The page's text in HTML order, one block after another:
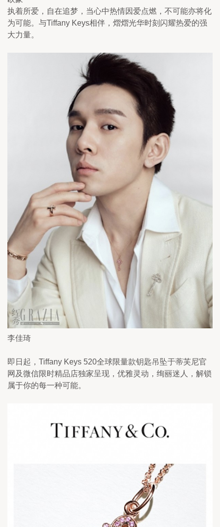
执着所爱，自在追梦，当心中热情因爱点燃，不可能亦将化
为可能。与Tiffany Keys相伴，熠熠光华时刻闪耀热爱的强
大力量。
李佳琦
即日起，Tiffany Keys 520全球限量款钥匙吊坠于蒂芙尼官
网及微信限时精品店独家呈现，优雅灵动，绚丽迷人，解锁
属于你的每一种可能。